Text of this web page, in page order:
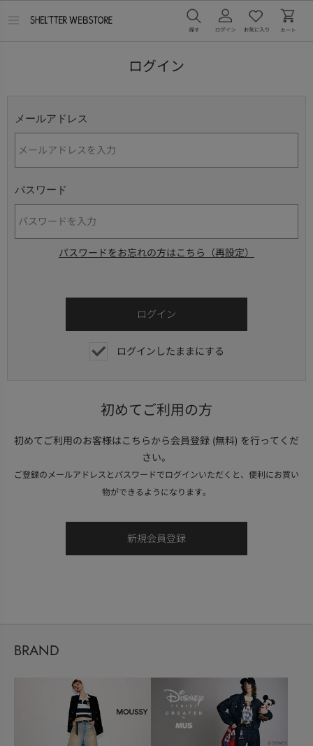
ログイン
メールアドレス
パスワード
パスワードをお忘れの方はこちら（再設定）
ログインしたままにする
初めてご利用の方
初めてご利用のお客様はこちらから会員登録 (無料) を行ってくだ
さい。
ご登録のメールアドレスとパスワードでログインいただくと、便利にお買い
物ができるようになります。
BRAND